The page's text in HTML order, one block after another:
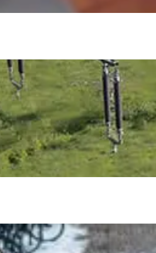
sich für gängige Formate
werden. Dazu bedarf es jedoch